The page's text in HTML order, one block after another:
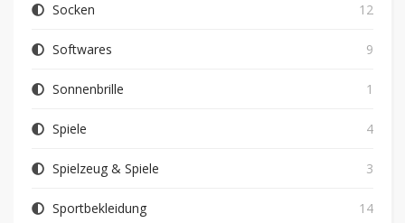
Socken 12
Softwares 9
Sonnenbrille 1
Spiele 4
Spielzeug & Spiele 3
Sportbekleidung 14